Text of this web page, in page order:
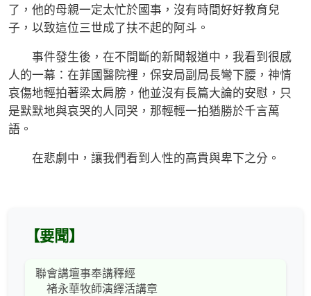
了，他的母親一定太忙於國事，沒有時間好好教育兒
子，以致這位三世成了扶不起的阿斗。
事件發生後，在不間斷的新聞報道中，我看到很感
人的一幕：在菲國醫院裡，保安局副局長彎下腰，神情
哀傷地輕拍著梁太肩膀，他並沒有長篇大論的安慰，只
是默默地與哀哭的人同哭，那輕輕一拍猶勝於千言萬
語。
在悲劇中，讓我們看到人性的高貴與卑下之分。
【要聞】
聯會講壇事奉講釋經
褚永華牧師演繹活講章